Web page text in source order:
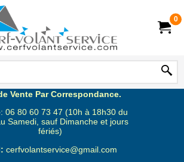
0
Vente Par Correspondance.
: 06 80 60 73 47 (10h à 18h30 du
Samedi, sauf Dimanche et jours
fériés)
cerfvolantservice@gmail.com